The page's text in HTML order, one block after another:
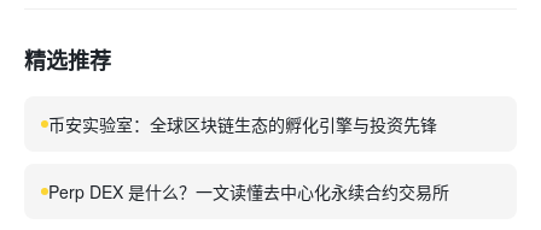
精选推荐
币安实验室：全球区块链生态的孵化引擎与投资先锋
Perp DEX 是什么？一文读懂去中心化永续合约交易所